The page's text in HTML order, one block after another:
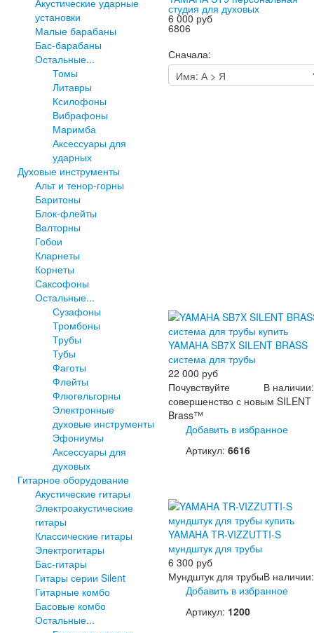
установки
Малые барабаны
Бас-барабаны
Остальные...
Томы
Литавры
Ксилофоны
Вибрафоны
Маримба
Аксессуары для
ударных
Духовые инструменты
Альт и тенор-горны
Баритоны
Блок-флейты
Валторны
Гобои
Кларнеты
Корнеты
Саксофоны
Остальные...
Сузафоны
Тромбоны
Трубы
Тубы
Фаготы
Флейты
Флюгельгорны
Электронные
духовые инструменты
Эфониумы
Аксессуары для
духовых
Гитарное оборудование
Акустические гитары
Электроакустические
гитары
Классические гитары
Электрогитары
Бас-гитары
Гитары серии Silent
Гитарные комбо
Басовые комбо
Остальные...
студия для духовых
6 000 руб
6806
Сначала:
YAMAHA SB7X SILENT BRASS
система для трубы
22 000 руб
В
Почувствуйте
совершенство с новым SILENT
Brass™
Добавить в избранное
Артикул: 6616
YAMAHA TR-VIZZUTTI-S
мундштук для трубы
6 300 руб
В
Мундштук для трубы
Добавить в избранное
Артикул: 1200